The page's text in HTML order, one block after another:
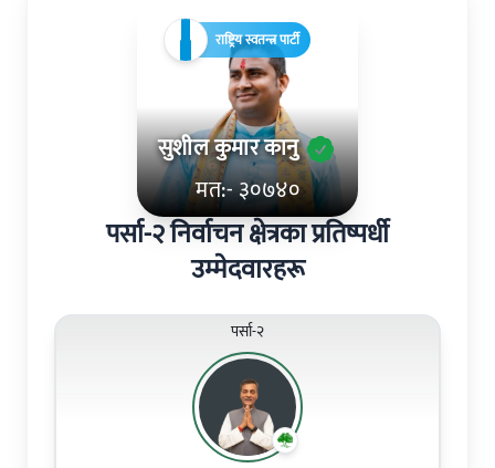
सुशील कुमार कानु
मत:- ३०७४०
राष्ट्रिय स्वतन्त्र पार्टी
पर्सा-२ निर्वाचन क्षेत्रका प्रतिष्पर्धी
उम्मेदवारहरू
पर्सा-२